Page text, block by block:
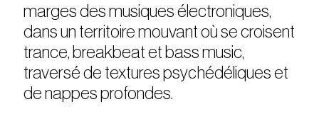
marges des musiques électroniques,
dans un territoire mouvant où se croisent
trance, breakbeat et bass music,
traversé de textures psychédéliques et
de nappes profondes.